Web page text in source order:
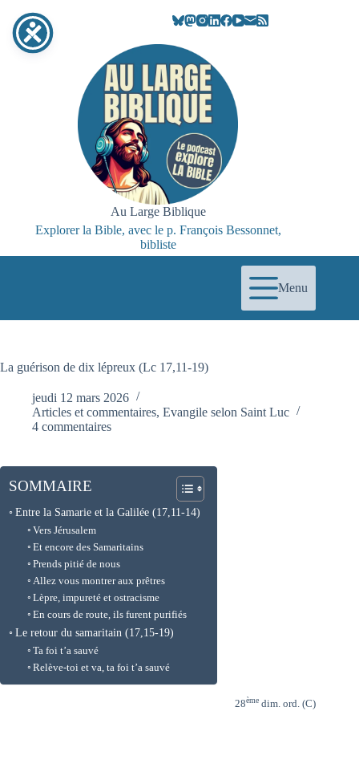
contenu
Au Large Biblique
Explorer la Bible, avec le p. François Bessonnet,
bibliste
Menu
La guérison de dix lépreux (Lc 17,11-19)
jeudi 12 mars 2026
Articles et commentaires, Evangile selon Saint Luc
4 commentaires
SOMMAIRE
Entre la Samarie et la Galilée (17,11-14)
Vers Jérusalem
Et encore des Samaritains
Prends pitié de nous
Allez vous montrer aux prêtres
Lèpre, impureté et ostracisme
En cours de route, ils furent purifiés
Le retour du samaritain (17,15-19)
Ta foi t’a sauvé
Relève-toi et va, ta foi t’a sauvé
28ème dim. ord. (C)